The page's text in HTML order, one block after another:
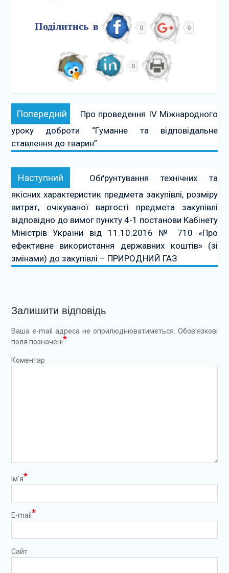
Поділитись в 0 0
0
Навігація
записів
Попередній Попередній:
Про проведення IV Міжнародного
уроку доброти “Гуманне та відповідальне
ставлення до тварин”
Наступний Наступний:
Обґрунтування технічних та
якісних характеристик предмета закупівлі, розміру
витрат, очікуваної вартості предмета закупівлі
відповідно до вимог пункту 4-1 постанови Кабінету
Міністрів України від 11.10.2016 № 710 «Про
ефективне використання державних коштів» (зі
змінами) до закупівлі – ПРИРОДНИЙ ГАЗ
Залишити відповідь
Ваша e-mail адреса не оприлюднюватиметься. Обов’язкові
поля позначені*
Коментар
Ім’я*
E-mail *
Сайт